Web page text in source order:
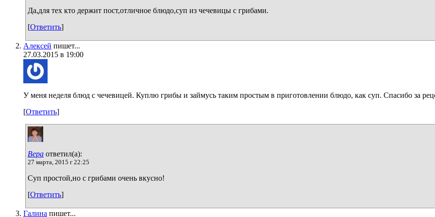
Да,для тех кто держит пост,отличное блюдо,суп из чечевицы с грибами.
[Ответить]
Алексей пишет...
27.03.2015 в 19:00
У меня неделя блюд с чечевицей. Куплю грибы и займусь таким простым в приготовлении блюдо, как суп. Спасибо за
[Ответить]
Вера ответил(а):
27 марта, 2015 г 22:25
Суп простой,но с грибами очень вкусно!
[Ответить]
Галина пишет...